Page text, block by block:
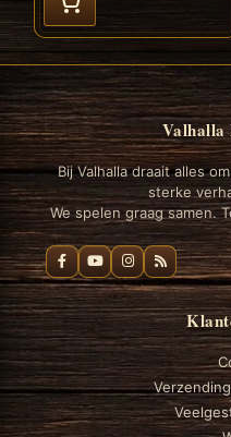
Valhalla
Bij Valhalla draait alles
sterke
We spelen graag samen.